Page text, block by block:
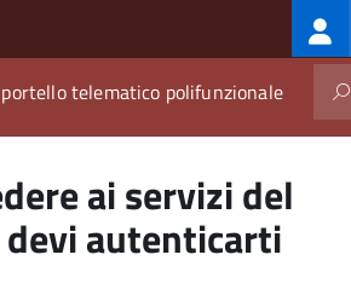
principale
telematico polifunzionale
ai servizi del
autenticarti